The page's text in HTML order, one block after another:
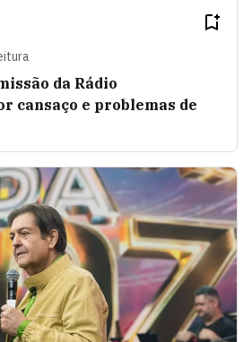
da Rádio
cansaço e problemas de